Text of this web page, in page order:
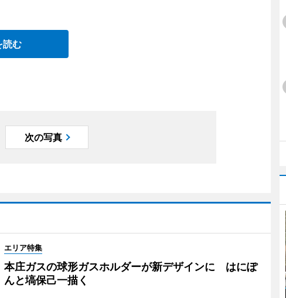
読む
次の写真
エリア特集
本庄ガスの球形ガスホルダーが新デザインに はにぽ
んと塙保己一描く